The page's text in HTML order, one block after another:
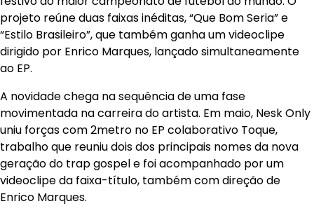
projeto reúne duas faixas inéditas, “Que Bom Seria” e
“Estilo Brasileiro”, que também ganha um videoclipe
dirigido por Enrico Marques, lançado simultaneamente
ao EP.
A novidade chega na sequência de uma fase
movimentada na carreira do artista. Em maio, Nesk Only
uniu forças com 2metro no EP colaborativo Toque,
trabalho que reuniu dois dos principais nomes da nova
geração do trap gospel e foi acompanhado por um
videoclipe da faixa-título, também com direção de
Enrico Marques.